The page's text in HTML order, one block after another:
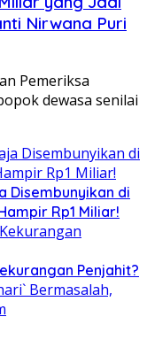
Nirwana Puri
Pemeriksa
dewasa senilai
Disembunyikan di
Rp1 Miliar!
Penjahit?